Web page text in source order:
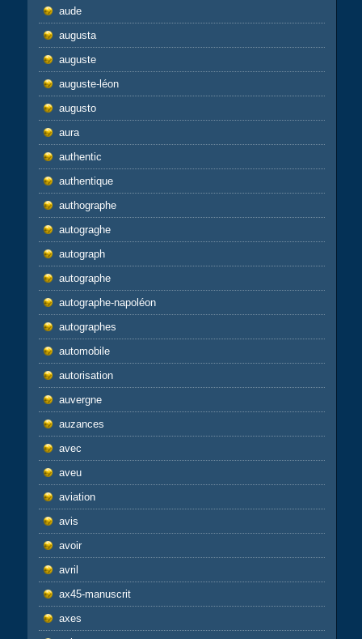
aude
augusta
auguste
auguste-léon
augusto
aura
authentic
authentique
authographe
autograghe
autograph
autographe
autographe-napoléon
autographes
automobile
autorisation
auvergne
auzances
avec
aveu
aviation
avis
avoir
avril
ax45-manuscrit
axes